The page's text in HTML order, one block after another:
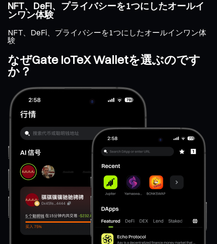
NFT、DeFi、プライバシーを1つにしたオールイ
ンワン体験
NFT、DeFi、プライバシーを1つにしたオールインワン体
験
なぜGate IoTeX Walletを選ぶのです
か？